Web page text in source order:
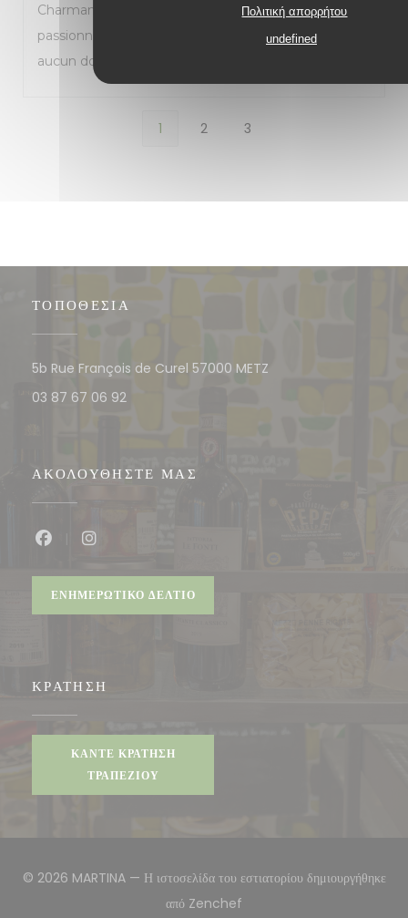
Πολιτική απορρήτου
undefined
Charmante trattoria que je recommande à tous les
passionnés de cuisine italienne. Je reviendrai sans
aucun doute.
1 2 3
ΤΟΠΟΘΕΣΊΑ
5b Rue François de Curel 57000 METZ
03 87 67 06 92
ΑΚΟΛΟΥΘΉΣΤΕ ΜΑΣ
Facebook ((ανοίγει σε νέο παράθυρο))
ΕΝΗΜΕΡΩΤΙΚΌ ΔΕΛΤΊΟ
ΚΡΆΤΗΣΗ
ΚΆΝΤΕ ΚΡΆΤΗΣΗ
ΤΡΑΠΕΖΙΟΎ
© 2026 MARTINA — Η ιστοσελίδα του εστιατορίου δημιουργήθηκε
από Zenchef